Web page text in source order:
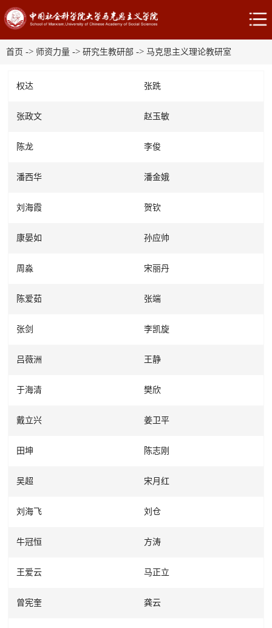
首页 -> 师资力量 -> 研究生教研部 -> 马克思主义理论教研室
权达 张跣
张政文 赵玉敏
陈龙 李俊
潘西华 潘金娥
刘海霞 贺钦
康晏如 孙应帅
周淼 宋丽丹
陈爱茹 张端
张剑 李凯旋
吕薇洲 王静
于海清 樊欣
戴立兴 姜卫平
田坤 陈志刚
吴超 宋月红
刘海飞 刘仓
牛冠恒 方涛
王爱云 马正立
曾宪奎 龚云